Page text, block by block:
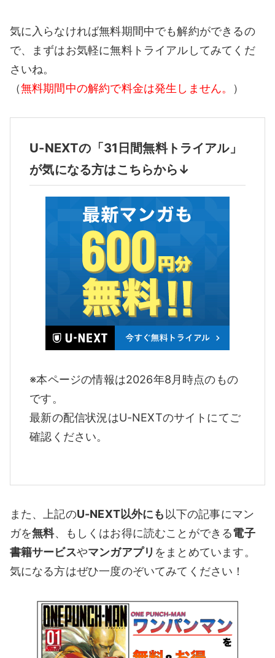
気に入らなければ無料期間中でも解約ができるの
で、まずはお気軽に無料トライアルしてみてくだ
さいね。
（無料期間中の解約で料金は発生しません。 ）
U-NEXTの「31日間無料トライアル」
が気になる方はこちらから↓
※本ページの情報は2026年8月時点のもの
です。
最新の配信状況はU-NEXTのサイトにてご
確認ください。
また、上記のU-NEXT以外にも 以下の記事にマン
ガを無料、もしくはお得に読むことができる電子
書籍サービスやマンガアプリ をまとめています。
気になる方はぜひ一度のぞいてみてください！